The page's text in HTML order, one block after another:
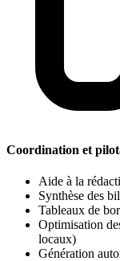
Coordination et
Aide à la
Synthèse des
Tableaux de
Optimisation
locaux)
Génération